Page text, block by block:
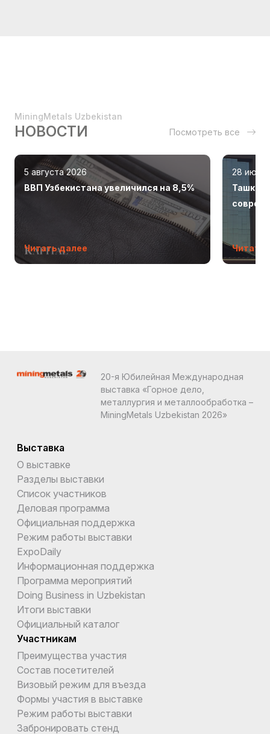
MiningMetals Uzbekistan
НОВОСТИ Посмотреть все
5 августа 2026
ВВП Узбекистана увеличился на 8,5%
Читать далее
28 июля
Читать
20-я Юбилейная Международная
выставка «Горное дело,
металлургия и металлообработка –
MiningMetals Uzbekistan 2026»
Выставка
О выставке
Разделы выставки
Список участников
Деловая программа
Официальная поддержка
Режим работы выставки
ExpoDaily
Информационная поддержка
Программа мероприятий
Doing Business in Uzbekistan
Итоги выставки
Официальный каталог
Участникам
Преимущества участия
Состав посетителей
Визовый режим для въезда
Формы участия в выставке
Режим работы выставки
Забронировать стенд